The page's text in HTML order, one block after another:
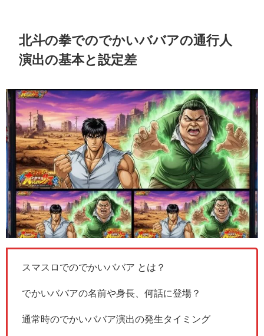
北斗の拳でのでかいババアの通行人
演出の基本と設定差
スマスロでのでかいババア とは？
でかいババアの名前や身長、何話に登場？
通常時のでかいババア演出の発生タイミング